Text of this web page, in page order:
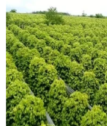
Tây Ban Nha: